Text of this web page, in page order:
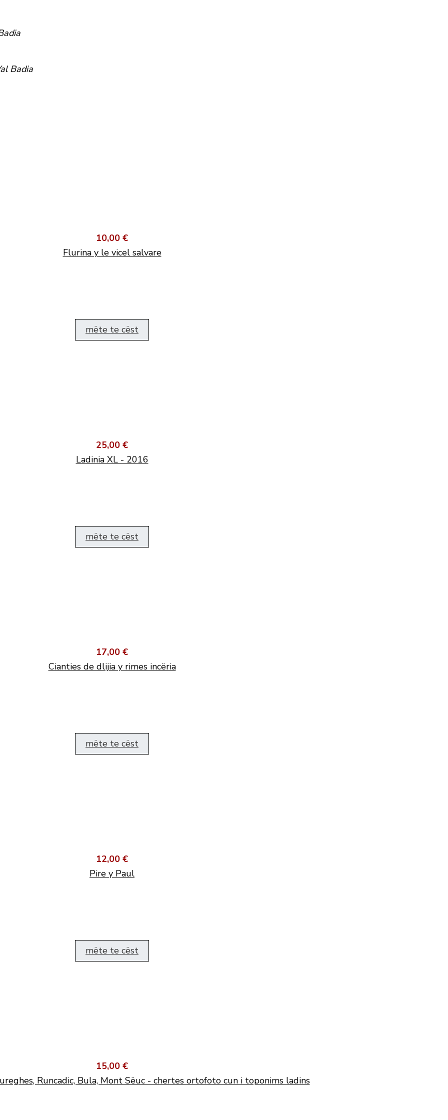
Badia
10,00 €
Flurina y le vicel salvare
mëte te cëst
25,00 €
Ladinia XL - 2016
mëte te cëst
17,00 €
Cianties de dlijia y rimes incëria
mëte te cëst
12,00 €
Pire y Paul
mëte te cëst
15,00 €
Runcadic, Bula, Mont Sëuc - chertes ortofoto cun i toponims ladins